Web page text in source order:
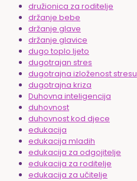
družionica za roditelje
držanje bebe
držanje glave
držanje glavice
dugo toplo ljeto
dugotrajan stres
dugotrajna izloženost stresu
dugotrajna kriza
Duhovna inteligencija
duhovnost
duhovnost kod djece
edukacija
edukacija mladih
edukacija za odgojitelje
edukacija za roditelje
edukacija za učitelje